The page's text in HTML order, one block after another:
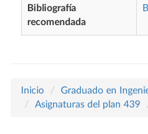
Bibliografía
recomendada
Inicio
Graduado en
Asignaturas del plan 439